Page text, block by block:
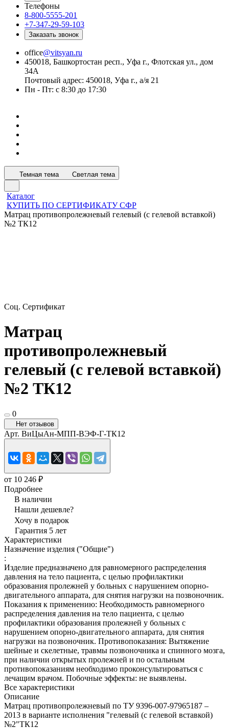
Телефоны
8-800-5555-201
+7-347-29-59-103
Заказать звонок
office@vitsyan.ru
450018, Башкортостан респ., Уфа г., Флотская ул., дом
34А
Почтовый адрес: 450018, Уфа г., а/я 21
Пн - Пт: с 8:30 до 17:30
Темная тема Светлая тема
Каталог
КУПИТЬ ПО СЕРТИФИКАТУ СФР
Матрац противопролежневый гелевый (с гелевой вставкой)
№2 ТК12
Соц. Сертификат
Матрац
противопролежневый
гелевый (с гелевой вставкой)
№2 ТК12
0
Нет отзывов
Арт. ВиЦыАн-МПП-ВЭФ-Г-ТК12
от 10 246 ₽
Подробнее
В наличии
Нашли дешевле?
Хочу в подарок
Гарантия 5 лет
Характеристики
Назначение изделия ("Общие")
:
Изделие предназначено для равномерного распределения
давления на тело пациента, с целью профилактики
образования пролежней у больных с нарушением опорно-
двигательного аппарата, для снятия нагрузки на позвоночник.
Показания к применению: Необходимость равномерного
распределения давления на тело пациента, с целью
профилактики образования пролежней у больных с
нарушением опорно-двигательного аппарата, для снятия
нагрузки на позвоночник. Противопоказания: Вытяжение
шейные и скелетные, травмы позвоночника и спинного мозга,
при наличии открытых пролежней и по остальным
противопоказаниям необходимо проконсультироваться с
лечащим врачом. Побочные эффекты: не выявлены.
Все характеристики
Описание
Матрац противопролежневый по ТУ 9396-007-97965187 –
2013 в варианте исполнения "гелевый (с гелевой вставкой)
№2"ТК12